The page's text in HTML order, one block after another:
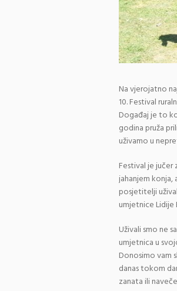
Na vjerojatno
10. Festival
Događaj je to
godina pruža
uživamo u
Festival je
jahanjem konja,
posjetitelji
umjetnice Lidije
Uživali smo ne
umjetnica u
Donosimo vam
danas tokom
zanata ili